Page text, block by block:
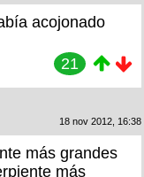
acojonado
21
18 nov 2012, 16:38
más grandes
más